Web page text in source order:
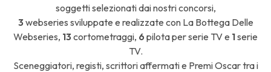
soggetti selezionati dai nostri concorsi,
3webseries sviluppate e realizzate con La Bottega Delle
Webseries, 13cortometraggi, 6 pilota per serie TV e 1serie
TV.
Sceneggiatori, registi, scrittori affermati e Premi Oscar tra i